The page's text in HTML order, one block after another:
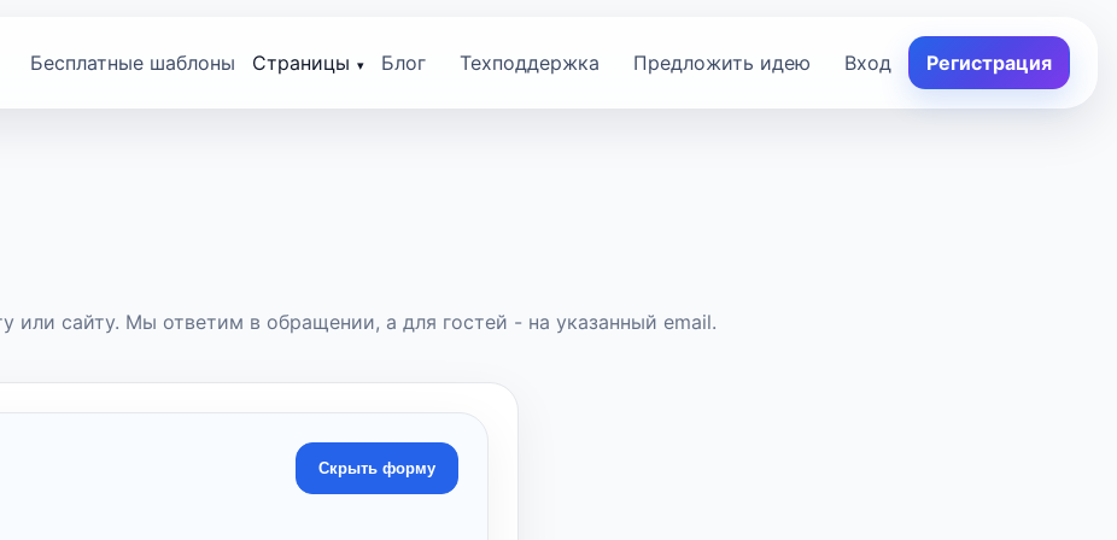
Бесплатные шаблоны Страницы Блог Техподдержка Предложить идею Вход Регистрация
или сайту. Мы ответим в обращении, а для гостей - на указанный email.
Скрыть форму